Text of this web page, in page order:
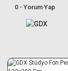
0 - Yorum Yap